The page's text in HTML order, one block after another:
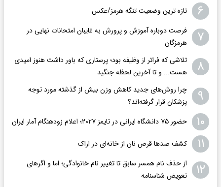
۶ تازه ترین وضعیت تنگه هرمز/عکس
۷
فرصت دوباره آموزش و پرورش به غایبان امتحانات نهایی در
هرمزگان
۸
تلاشی که فراتر از وظیفه بود؛ پرستاری که باور داشت هنوز امیدی
هست... و تا آخرین لحظه جنگید
۹
چرا روش‌های جدید کاهش وزن بیش از گذشته مورد توجه
پزشکان قرار گرفته‌اند؟
۱۰ حضور ۷۵ دانشگاه ایرانی در تایمز ۲۰۲۷؛ اعلام زودهنگام آمار ایران
۱۱ کشف صدها قرص نان از خانه‌ای در اراک
۱۲
از حذف نام همسر سابق تا تغییر نام خانوادگی؛ اما و اگرهای
تعویض شناسنامه